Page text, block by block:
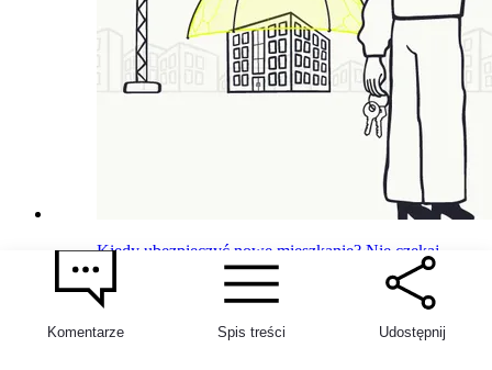
Kiedy ubezpieczyć nowe mieszkanie? Nie czekaj
do aktu notarialnego
30 lipca 2026
Aleksandra Miniak
Komentarze Spis treści Udostępnij